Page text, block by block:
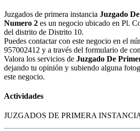
Juzgados de primera instancia Juzgado
Numero 2 es un negocio ubicado en Pl.
del distrito de Distrito 10.
Puedes contactar con este negocio en el
957002412 y a través del formulario de
Valora los servicios de Juzgado De
dejando tu opinión y subiendo alguna
este negocio.
Actividades
JUZGADOS DE PRIMERA